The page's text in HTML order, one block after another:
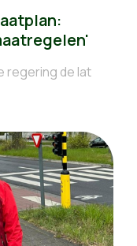
regering de lat